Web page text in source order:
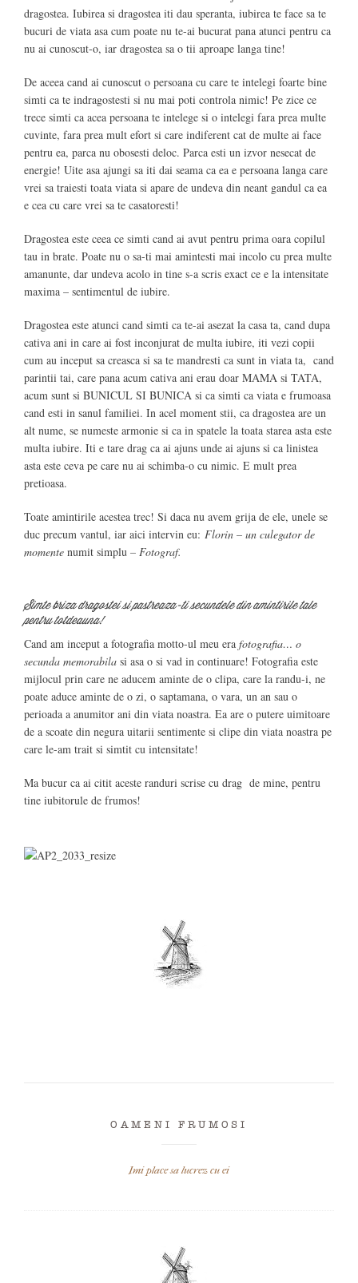
dragostea. Iubirea si dragostea iti dau speranta, iubirea te face sa te
bucuri de viata asa cum poate nu te-ai bucurat pana atunci pentru ca
nu ai cunoscut-o, iar dragostea sa o tii aproape langa tine!
De aceea cand ai cunoscut o persoana cu care te intelegi foarte bine
simti ca te indragostesti si nu mai poti controla nimic! Pe zice ce
trece simti ca acea persoana te intelege si o intelegi fara prea multe
cuvinte, fara prea mult efort si care indiferent cat de multe ai face
pentru ea, parca nu obosesti deloc. Parca esti un izvor nesecat de
energie! Uite asa ajungi sa iti dai seama ca ea e persoana langa care
vrei sa traiesti toata viata si apare de undeva din neant gandul ca ea
e cea cu care vrei sa te casatoresti!
Dragostea este ceea ce simti cand ai avut pentru prima oara copilul
tau in brate. Poate nu o sa-ti mai amintesti mai incolo cu prea multe
amanunte, dar undeva acolo in tine s-a scris exact ce e la intensitate
maxima – sentimentul de iubire.
Dragostea este atunci cand simti ca te-ai asezat la casa ta, cand dupa
cativa ani in care ai fost inconjurat de multa iubire, iti vezi copii
cum au inceput sa creasca si sa te mandresti ca sunt in viata ta, cand
parintii tai, care pana acum cativa ani erau doar MAMA si TATA,
acum sunt si BUNICUL SI BUNICA si ca simti ca viata e frumoasa
cand esti in sanul familiei. In acel moment stii, ca dragostea are un
alt nume, se numeste armonie si ca in spatele la toata starea asta este
multa iubire. Iti e tare drag ca ai ajuns unde ai ajuns si ca linistea
asta este ceva pe care nu ai schimba-o cu nimic. E mult prea
pretioasa.
Toate amintirile acestea trec! Si daca nu avem grija de ele, unele se
duc precum vantul, iar aici intervin eu: Florin – un culegator de
momente numit simplu – Fotograf.
Simte briza dragostei si pastreaza-ti secundele din amintirile tale
pentru totdeauna!
Cand am inceput a fotografia motto-ul meu era fotografia… o
secunda memorabila si asa o si vad in continuare! Fotografia este
mijlocul prin care ne aducem aminte de o clipa, care la randu-i, ne
poate aduce aminte de o zi, o saptamana, o vara, un an sau o
perioada a anumitor ani din viata noastra. Ea are o putere uimitoare
de a scoate din negura uitarii sentimente si clipe din viata noastra pe
care le-am trait si simtit cu intensitate!
Ma bucur ca ai citit aceste randuri scrise cu drag de mine, pentru
tine iubitorule de frumos!
OAMENI FRUMOSI
Imi place sa lucrez cu ei